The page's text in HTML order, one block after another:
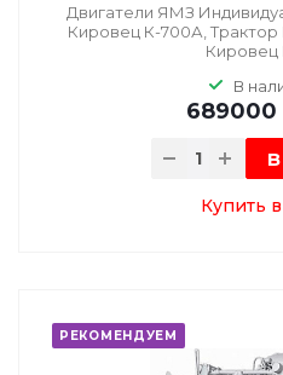
Двигатели ЯМЗ
Кировец К-700А, Трактор
Кировец
В
689000
Купить
РЕКОМЕНДУЕМ